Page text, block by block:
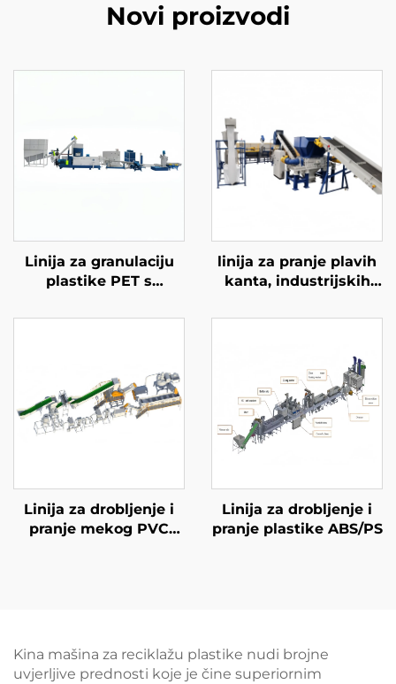
Novi proizvodi
Linija za granulaciju
plastike PET s
linija za pranje plavih
kanta, industrijskih
Linija za drobljenje i
pranje mekog PVC
Linija za drobljenje i
pranje plastike ABS/PS
Kina mašina za reciklažu plastike nudi brojne
uvjerljive prednosti koje je čine superiornim